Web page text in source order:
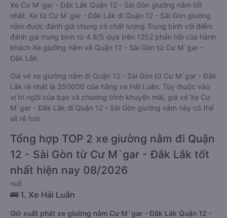
Xe Cư M`gar - Đắk Lắk Quận 12 - Sài Gòn giường nằm tốt
nhất: Xe từ Cư M`gar - Đắk Lắk đi Quận 12 - Sài Gòn giường
nằm được đánh giá chung có chất lượng Trung bình với điểm
đánh giá trung bình từ 4.8/5 dựa trên 1252 phản hồi của hành
khách Xe giường nằm về Quận 12 - Sài Gòn từ Cư M`gar -
Đắk Lắk.
Giá vé xe giường nằm đi Quận 12 - Sài Gòn từ Cư M`gar - Đắk
Lắk rẻ nhất là 350000 của hãng xe Hải Luân. Tùy thuộc vào
vị trí ngồi của bạn và chương trình khuyến mãi, giá vé Xe Cư
M`gar - Đắk Lắk đi Quận 12 - Sài Gòn giường nằm này có thể
sẽ rẻ hơn
Tổng hợp TOP 2 xe giường nằm đi Quận
12 - Sài Gòn từ Cư M`gar - Đắk Lắk tốt
nhất hiện nay 08/2026
null
🚌 1. Xe Hải Luân
Giờ xuất phát xe giường nằm Cư M`gar - Đắk Lắk Quận 12 -